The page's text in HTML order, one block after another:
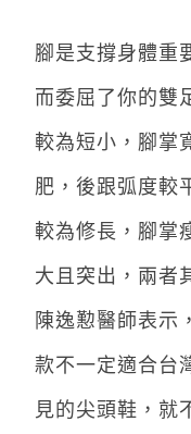
腳是支撐身體重
而委屈了你的雙
較為短小，腳掌
肥，後跟弧度較
較為修長，腳掌
大且突出，兩者
陳逸懃醫師表示
款不一定適合台
見的尖頭鞋，就